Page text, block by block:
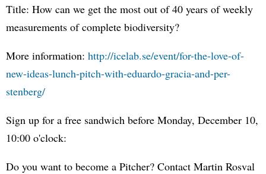
Title: How can we get the most out of 40 years of weekly
measurements of complete biodiversity?
More information: http://icelab.se/event/for-the-love-of-
new-ideas-lunch-pitch-with-eduardo-gracia-and-per-
stenberg/
Sign up for a free sandwich before Monday, December 10,
10:00 o'clock:
Do you want to become a Pitcher? Contact Martin Rosval